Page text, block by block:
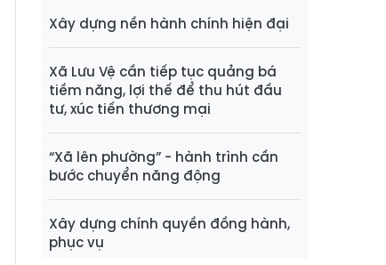
Xây dựng nền hành chính hiện đại
Xã Lưu Vệ cần tiếp tục quảng bá
tiềm năng, lợi thế để thu hút đầu
tư, xúc tiến thương mại
“Xã lên phường” - hành trình cần
bước chuyển năng động
Xây dựng chính quyền đồng hành,
phục vụ